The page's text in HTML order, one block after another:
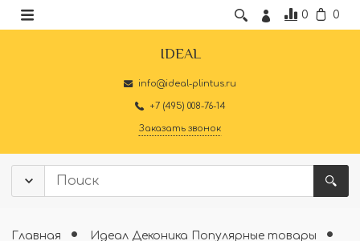
0 0
IDEAL
info@ideal-plintus.ru
+7 (495) 008-76-14
Заказать звонок
Главная
Идеал Деконика Популярные товары